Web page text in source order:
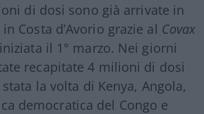
di dosi sono già arrivate in
Costa d’Avorio grazie al Covax
il 1° marzo. Nei giorni
recapitate 4 milioni di dosi
la volta di Kenya, Angola,
democratica del Congo e